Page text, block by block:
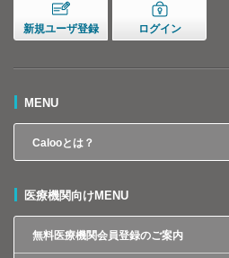
新規ユーザ登録 ログイン
MENU
Calooとは？
医療機関向けMENU
無料医療機関会員登録のご案内